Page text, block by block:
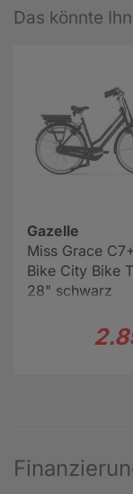
Das könnte
Gazelle
Miss Grace
Bike City Bike
28" schwarz